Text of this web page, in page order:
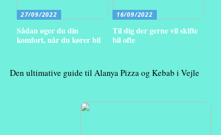
27/09/2022
Sådan øger du din
komfort, når du kører bil
16/09/2022
Til dig der gerne vil skifte
bil ofte
Den ultimative guide til Alanya Pizza og Kebab i Vejle